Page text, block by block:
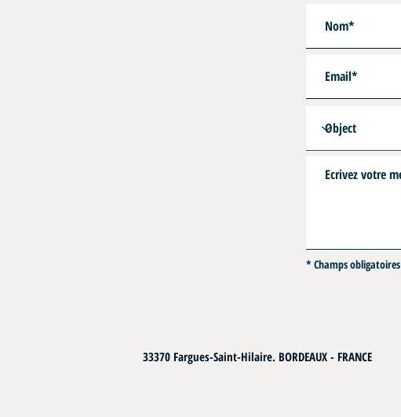
* Champs obligatoires
33370 Fargues-Saint-Hilaire. BORDEAUX - FRANCE